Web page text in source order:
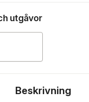
utgåvor
Beskrivning